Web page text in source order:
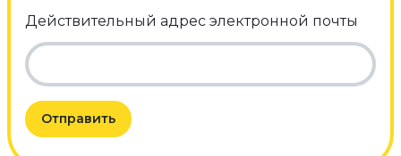
Действительный адрес электронной почты
Отправить